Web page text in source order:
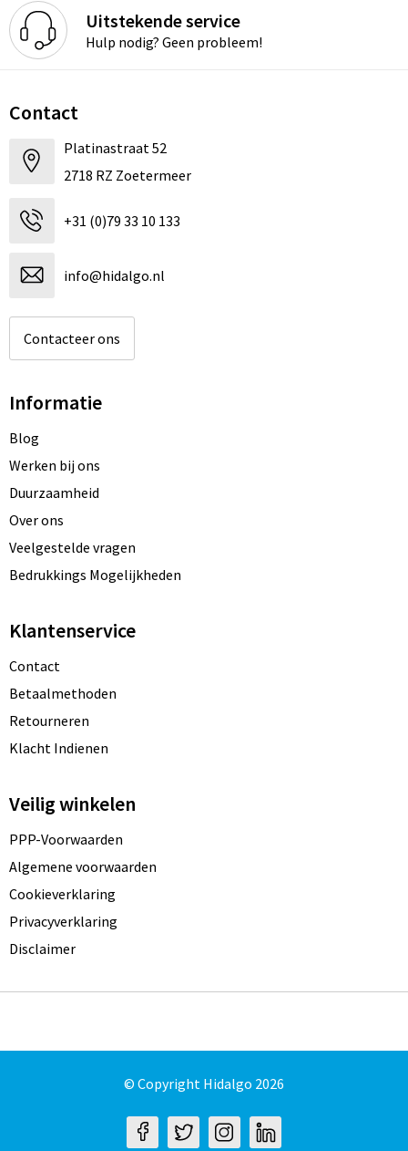
Uitstekende service
Hulp nodig? Geen probleem!
Contact
Platinastraat 52
2718 RZ Zoetermeer
+31 (0)79 33 10 133
info@hidalgo.nl
Contacteer ons
Informatie
Blog
Werken bij ons
Duurzaamheid
Over ons
Veelgestelde vragen
Bedrukkings Mogelijkheden
Klantenservice
Contact
Betaalmethoden
Retourneren
Klacht Indienen
Veilig winkelen
PPP-Voorwaarden
Algemene voorwaarden
Cookieverklaring
Privacyverklaring
Disclaimer
© Copyright Hidalgo 2026